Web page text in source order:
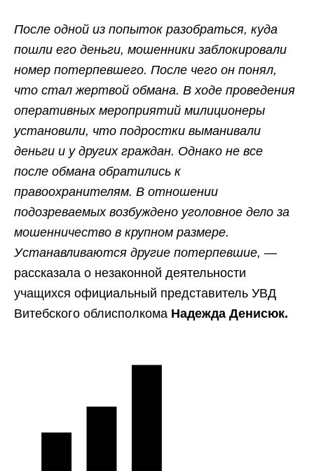
После одной из попыток разобраться, куда
пошли его деньги, мошенники заблокировали
номер потерпевшего. После чего он понял,
что стал жертвой обмана. В ходе проведения
оперативных мероприятий милиционеры
установили, что подростки выманивали
деньги и у других граждан. Однако не все
после обмана обратились к
правоохранителям. В отношении
подозреваемых возбуждено уголовное дело за
мошенничество в крупном размере.
Устанавливаются другие потерпевшие, —
рассказала о незаконной деятельности
учащихся официальный представитель УВД
Витебского облисполкома Надежда Денисюк.